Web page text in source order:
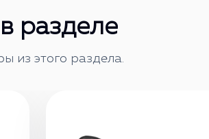
разделе
из этого раздела.